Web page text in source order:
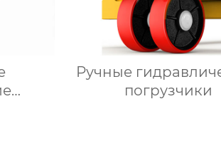
Ручные
погрузчики